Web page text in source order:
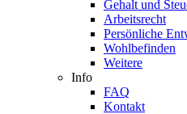
Gehalt und
Arbeitsrecht
Persönliche
Wohlbefinden
Weitere
Info
FAQ
Kontakt